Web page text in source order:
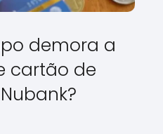
demora a
cartão de